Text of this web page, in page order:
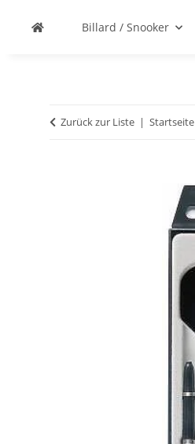
Billard / Snooker
Zurück zur Liste Startseite